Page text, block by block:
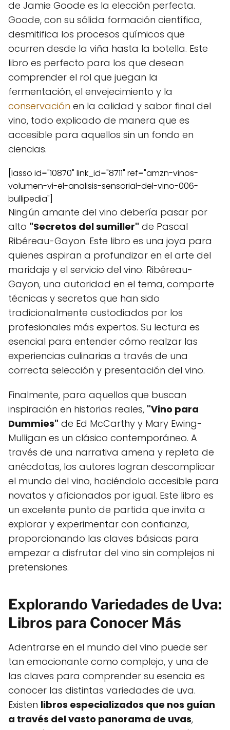
de Jamie Goode es la elección perfecta.
Goode, con su sólida formación científica,
desmitifica los procesos químicos que
ocurren desde la viña hasta la botella. Este
libro es perfecto para los que desean
comprender el rol que juegan la
fermentación, el envejecimiento y la
conservación en la calidad y sabor final del
vino, todo explicado de manera que es
accesible para aquellos sin un fondo en
ciencias.
[lasso id="10870" link_id="8711" ref="amzn-vinos-
volumen-vi-el-analisis-sensorial-del-vino-006-
bullipedia"]
Ningún amante del vino debería pasar por
alto "Secretos del sumiller" de Pascal
Ribéreau-Gayon. Este libro es una joya para
quienes aspiran a profundizar en el arte del
maridaje y el servicio del vino. Ribéreau-
Gayon, una autoridad en el tema, comparte
técnicas y secretos que han sido
tradicionalmente custodiados por los
profesionales más expertos. Su lectura es
esencial para entender cómo realzar las
experiencias culinarias a través de una
correcta selección y presentación del vino.
Finalmente, para aquellos que buscan
inspiración en historias reales, "Vino para
Dummies" de Ed McCarthy y Mary Ewing-
Mulligan es un clásico contemporáneo. A
través de una narrativa amena y repleta de
anécdotas, los autores logran descomplicar
el mundo del vino, haciéndolo accesible para
novatos y aficionados por igual. Este libro es
un excelente punto de partida que invita a
explorar y experimentar con confianza,
proporcionando las claves básicas para
empezar a disfrutar del vino sin complejos ni
pretensiones.
Explorando Variedades de Uva:
Libros para Conocer Más
Adentrarse en el mundo del vino puede ser
tan emocionante como complejo, y una de
las claves para comprender su esencia es
conocer las distintas variedades de uva.
Existen libros especializados que nos guían
a través del vasto panorama de uvas,